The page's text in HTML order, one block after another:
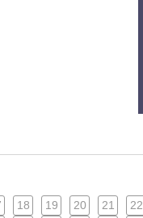
18 19 20 21 22